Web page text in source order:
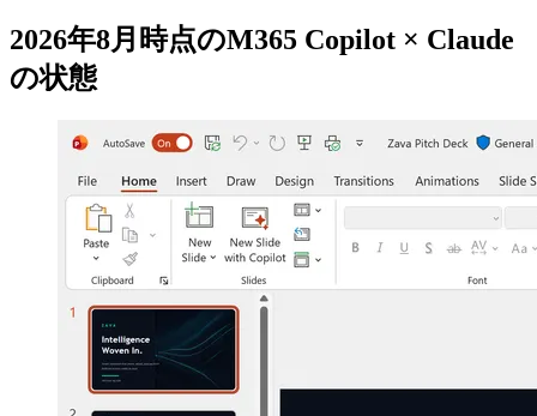
2026年8月時点のM365 Copilot × Claude
の状態